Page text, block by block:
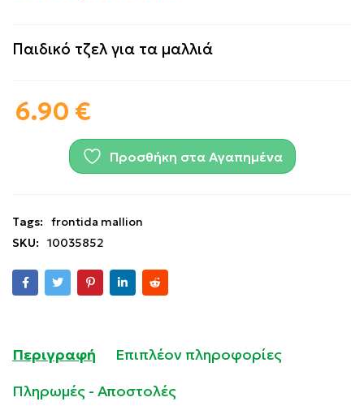
Παιδικό τζελ για τα μαλλιά
6.90 €
Προσθήκη στα Αγαπημένα
Tags:
frontida mallion
SKU:
10035852
Περιγραφή
Επιπλέον πληροφορίες
Πληρωμές - Αποστολές